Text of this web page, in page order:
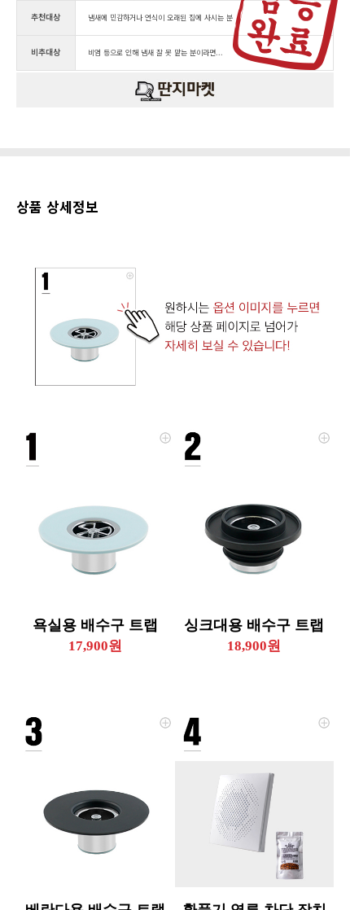
추천대상 냄새에 민감하거나 연식이 오래된 집에 사시는 분
비추대상 비염 등으로 인해 냄새 잘 못 맡는 분이라면...
상품 상세정보
욕실용 배수구 트랩
17,900원
싱크대용 배수구 트랩
18,900원